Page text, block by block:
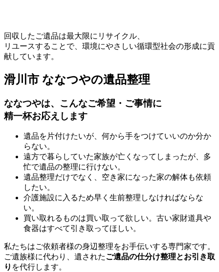
回収したご遺品は最大限にリサイクル、
リユースすることで、環境にやさしい循環型社会の形成に貢
献しています。
滑川市 ななつやの遺品整理
ななつやは、こんなご希望・ご事情に
精一杯お応えします
遺品を片付けたいが、何から手をつけていいのか分か
らない。
遠方で暮らしていた家族が亡くなってしまったが、多
忙で遺品の整理に行けない。
遺品整理だけでなく、空き家になった家の解体も依頼
したい。
介護施設に入るため早く生前整理しなければならな
い。
買い取れるものは買い取って欲しい。古い家財道具や
食器はすべて引き取ってほしい。
私たちはご依頼者様の身辺整理をお手伝いする専門家です。
ご遺族様に代わり、遺されたご遺品の仕分け整理とお引き取
り を代行します。